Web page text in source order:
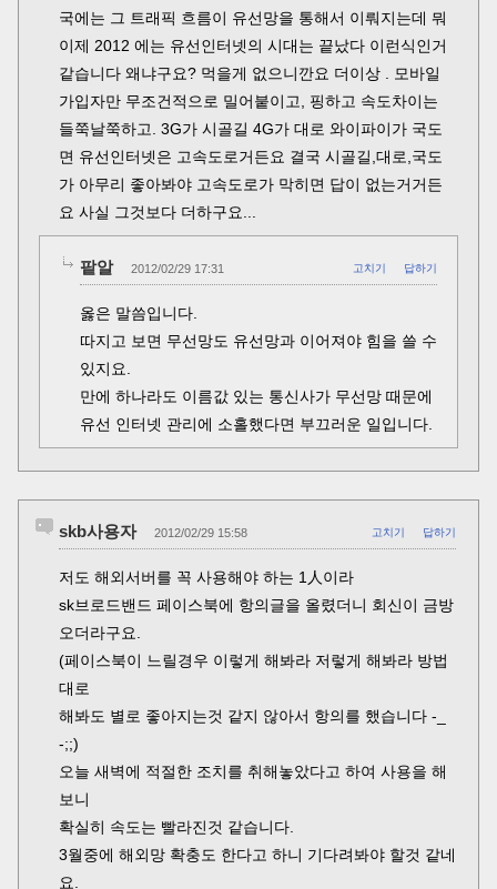
국에는 그 트래픽 흐름이 유선망을 통해서 이뤄지는데 뭐
이제 2012 에는 유선인터넷의 시대는 끝났다 이런식인거
같습니다 왜냐구요? 먹을게 없으니깐요 더이상 . 모바일
가입자만 무조건적으로 밀어붙이고, 핑하고 속도차이는
들쭉날쭉하고. 3G가 시골길 4G가 대로 와이파이가 국도
면 유선인터넷은 고속도로거든요 결국 시골길,대로,국도
가 아무리 좋아봐야 고속도로가 막히면 답이 없는거거든
요 사실 그것보다 더하구요...
팥알 2012/02/29 17:31 고치기 답하기
옳은 말씀입니다.
따지고 보면 무선망도 유선망과 이어져야 힘을 쓸 수
있지요.
만에 하나라도 이름값 있는 통신사가 무선망 때문에
유선 인터넷 관리에 소홀했다면 부끄러운 일입니다.
skb사용자 2012/02/29 15:58 고치기 답하기
저도 해외서버를 꼭 사용해야 하는 1人이라
sk브로드밴드 페이스북에 항의글을 올렸더니 회신이 금방
오더라구요.
(페이스북이 느릴경우 이렇게 해봐라 저렇게 해봐라 방법
대로
해봐도 별로 좋아지는것 같지 않아서 항의를 했습니다 -_
-;;)
오늘 새벽에 적절한 조치를 취해놓았다고 하여 사용을 해
보니
확실히 속도는 빨라진것 같습니다.
3월중에 해외망 확충도 한다고 하니 기다려봐야 할것 같네
요.